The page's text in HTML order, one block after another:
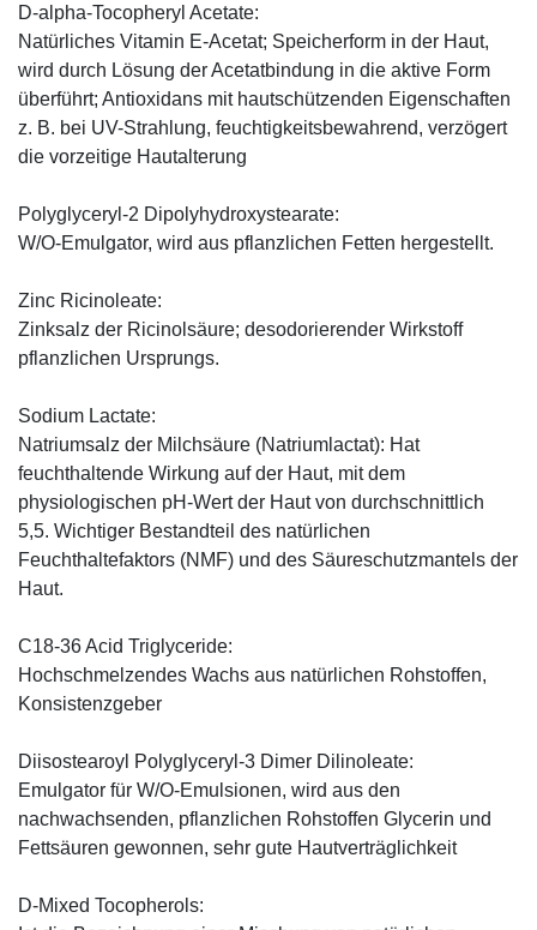
D-alpha-Tocopheryl Acetate:
Natürliches Vitamin E-Acetat; Speicherform in der Haut,
wird durch Lösung der Acetatbindung in die aktive Form
überführt; Antioxidans mit hautschützenden Eigenschaften
z. B. bei UV-Strahlung, feuchtigkeitsbewahrend, verzögert
die vorzeitige Hautalterung
Polyglyceryl-2 Dipolyhydroxystearate:
W/O-Emulgator, wird aus pflanzlichen Fetten hergestellt.
Zinc Ricinoleate:
Zinksalz der Ricinolsäure; desodorierender Wirkstoff
pflanzlichen Ursprungs.
Sodium Lactate:
Natriumsalz der Milchsäure (Natriumlactat): Hat
feuchthaltende Wirkung auf der Haut, mit dem
physiologischen pH-Wert der Haut von durchschnittlich
5,5. Wichtiger Bestandteil des natürlichen
Feuchthaltefaktors (NMF) und des Säureschutzmantels der
Haut.
C18-36 Acid Triglyceride:
Hochschmelzendes Wachs aus natürlichen Rohstoffen,
Konsistenzgeber
Diisostearoyl Polyglyceryl-3 Dimer Dilinoleate:
Emulgator für W/O-Emulsionen, wird aus den
nachwachsenden, pflanzlichen Rohstoffen Glycerin und
Fettsäuren gewonnen, sehr gute Hautverträglichkeit
D-Mixed Tocopherols: